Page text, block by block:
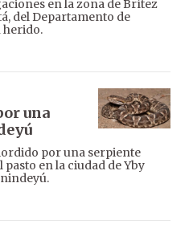
en la zona de Brítez
del Departamento de
herido.
una
por una serpiente
en la ciudad de Yby